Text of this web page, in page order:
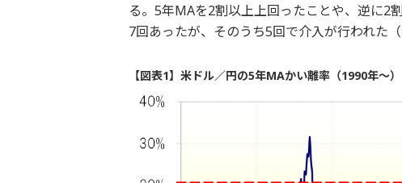
る。5年MAを2割以上上回ったことや、逆に2
7回あったが、そのうち5回で介入が行われた（
【図表1】米ドル／円の5年MAかい離率（1990年～）